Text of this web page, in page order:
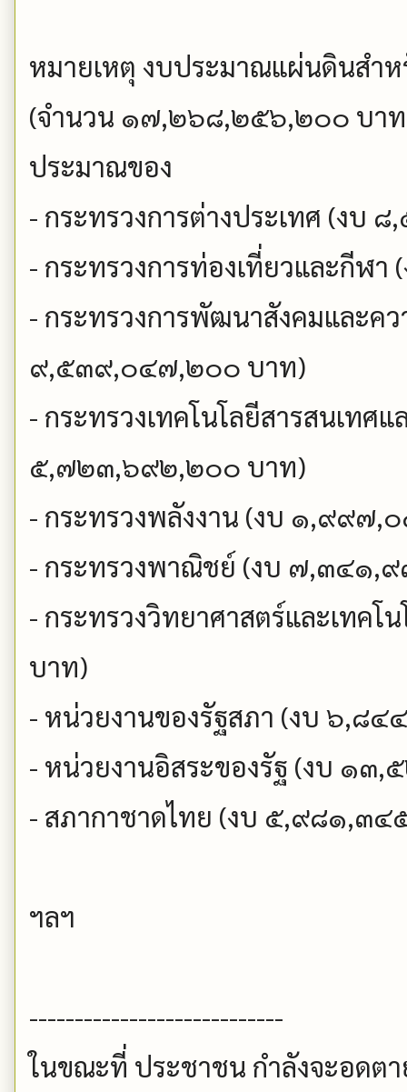
หมายเหตุ งบประมาณแผ่นดินสำ
(จำนวน ๑๗,๒๖๘,๒๕๖,๒๐๐ บาท
ประมาณของ
- กระทรวงการต่างประเทศ (ง
- กระทรวงการท่องเที่ยวและกี
- กระทรวงการพัฒนาสังคมและค
๙,๕๓๙,๐๔๗,๒๐๐ บาท)
- กระทรวงเทคโนโลยีสารสนเทศแ
๕,๗๒๓,๖๙๒,๒๐๐ บาท)
- กระทรวงพลังงาน (งบ ๑,๙๙๗
- กระทรวงพาณิชย์ (งบ ๗,๓๔๑,
- กระทรวงวิทยาศาสตร์และเทค
บาท)
- หน่วยงานของรัฐสภา (งบ ๖,๘
- หน่วยงานอิสระของรัฐ (งบ ๑
- สภากาชาดไทย (งบ ๕,๙๘๑,๓
ฯลฯ
----------------------------
ในขณะที่ ประชาชน กำลังจะอดต